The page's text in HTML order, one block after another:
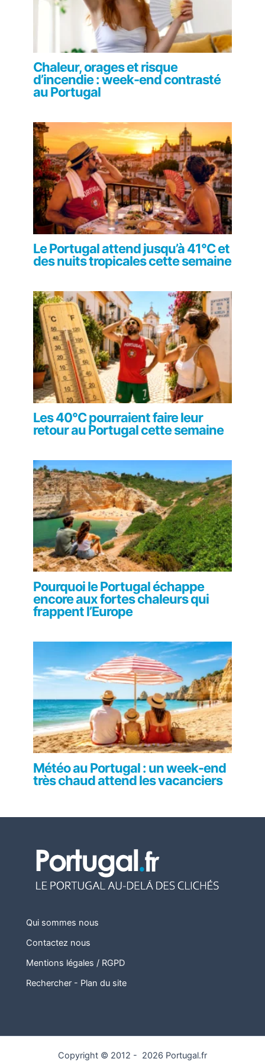
Chaleur, orages et risque
d’incendie : week-end contrasté
au Portugal
Le Portugal attend jusqu’à 41°C et
des nuits tropicales cette semaine
Les 40°C pourraient faire leur
retour au Portugal cette semaine
Pourquoi le Portugal échappe
encore aux fortes chaleurs qui
frappent l’Europe
Météo au Portugal : un week-end
très chaud attend les vacanciers
Qui sommes nous
Contactez nous
Mentions légales / RGPD
Rechercher- Plan du site
Copyright © 2012 - 2026 Portugal.fr